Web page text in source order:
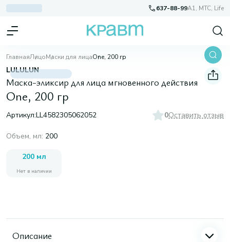
637-88-99A1, МТС, Life
ГлавнаяЛицоМаски для лицаOne, 200 гр
LULULUN
Маска-эликсир для лица мгновенного действия
One, 200 гр
Артикул:LL4582305062052 0Оставить отзыв
Объем, мл: 200
200 мл
Нет в наличии
Описание